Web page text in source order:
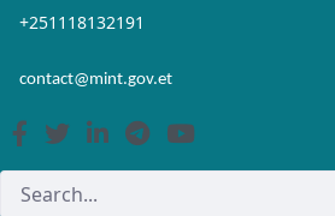
Skip to Main Content
Open Accessibility Menu
+251118132191
contact@mint.gov.et